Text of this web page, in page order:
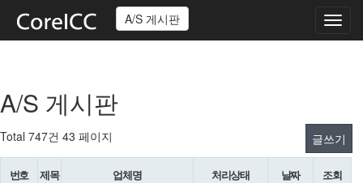
A/S 게시판
A/S 게시판
Total 747건 43 페이지 글쓰기
번호 제목 업체명 처리상태 날짜 조회